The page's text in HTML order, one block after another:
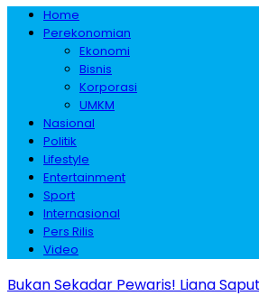
Home
Perekonomian
Ekonomi
Bisnis
Korporasi
UMKM
Nasional
Politik
Lifestyle
Entertainment
Sport
Internasional
Pers Rilis
Video
Bukan Sekadar Pewaris! Liana